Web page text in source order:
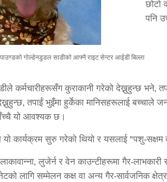
पाउण्डको गोल्डेनडुडल साडीको आफ्नै राइट सेन्टर आईडी बिल्ला
छोटो
पनि
कर्मचारीहरूसँग कुराकानी गरेको देख्नुहुन्छ भने,
तपाईं भुइँमा हुर्केका मानिसहरूलाई बच्चाले
यो आवश्यक छ।
यो कार्यक्रम सुरु गरेको थियो र यसलाई "पशु-
लुजेर्न र वेन काउन्टीहरूमा गैर-
लागि सम्मेलन कक्ष वा अन्य गैर-सार्वजनिक